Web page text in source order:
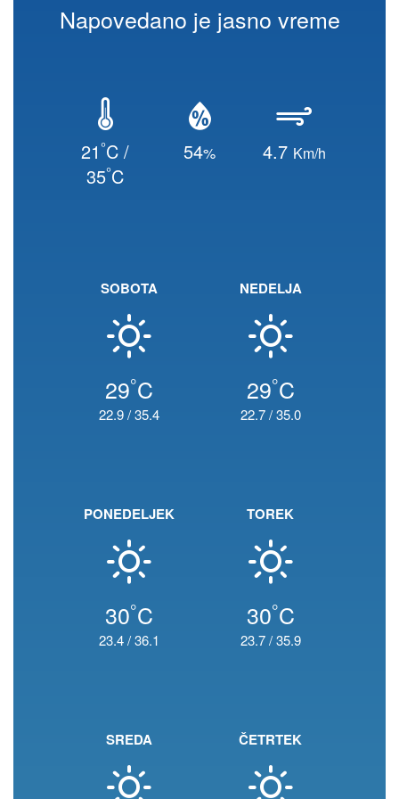
Napovedano je jasno vreme
21°C /
35°C
54% 4.7 Km/h
SOBOTA
29°C
22.9/35.4
NEDELJA
29°C
22.7/35.0
PONEDELJEK
30°C
23.4/36.1
TOREK
30°C
23.7/35.9
SREDA ČETRTEK